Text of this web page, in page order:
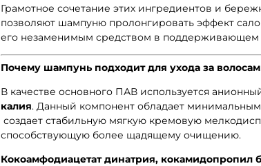
Грамотное сочетание этих ингредиентов и
позволяют шампуню пролонгировать эффект
его незаменимым средством в поддерживающем
Почему шампунь подходит для ухода за
В качестве основного ПАВ используется
калия. Данный компонент обладает
создает стабильную мягкую кремовую
способствующую более щадящему очищению.
Кокоамфодиацетат динатрия, кокамидопропил